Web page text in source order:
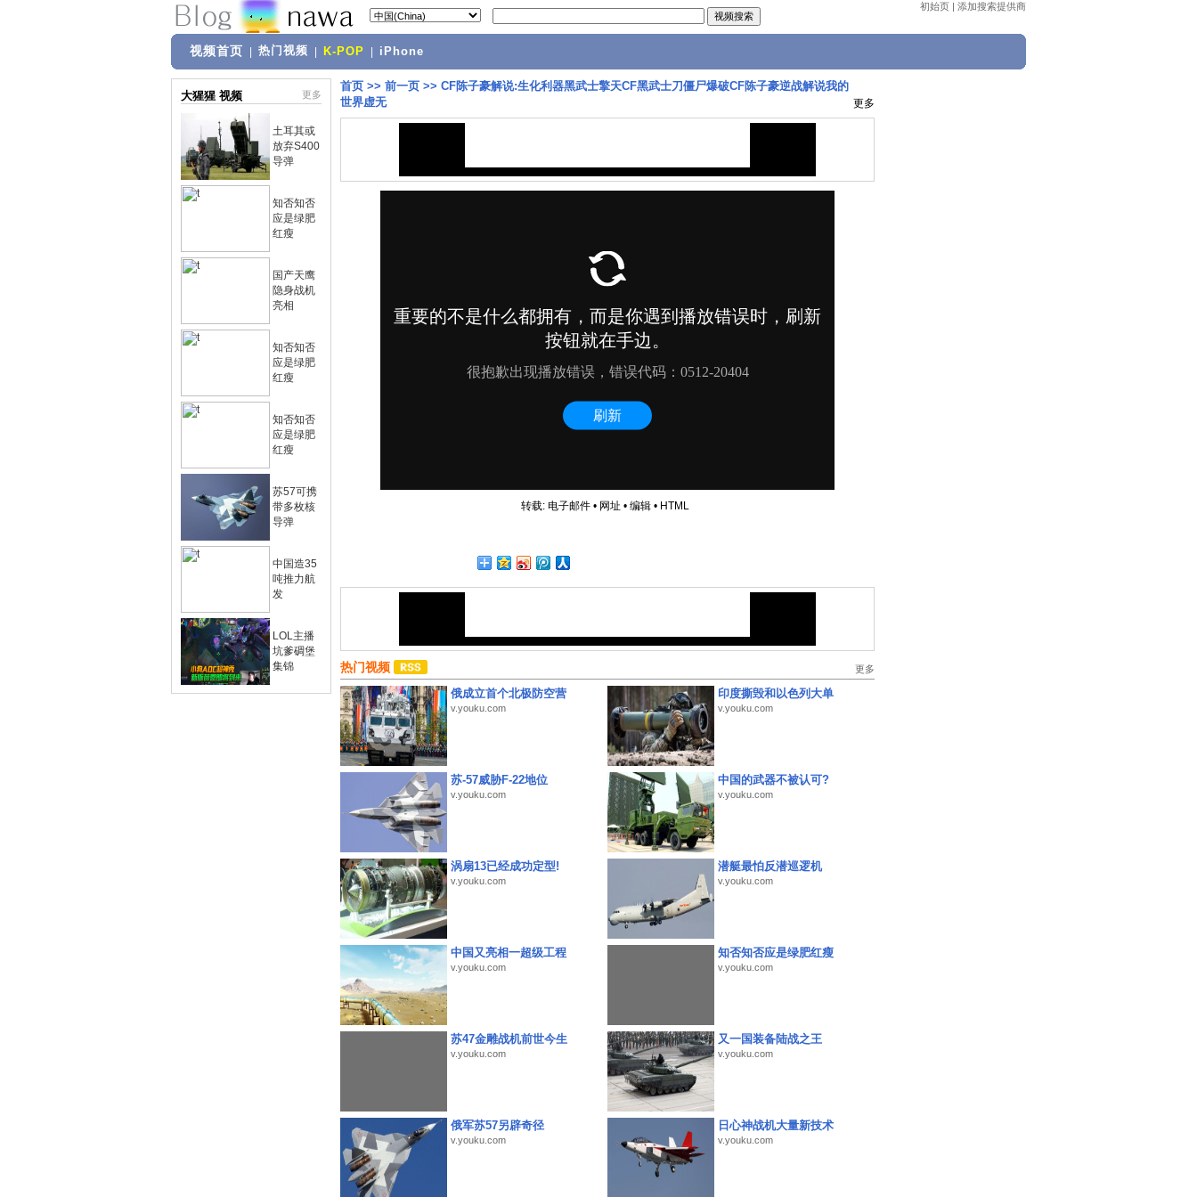
初始页 | 添加搜索提供商
视频首页 热门视频 K-POP iPhone
大猩猩 视频 更多
土耳其或
放弃S400
导弹
知否知否
应是绿肥
红瘦
国产天鹰
隐身战机
亮相
知否知否
应是绿肥
红瘦
知否知否
应是绿肥
红瘦
苏57可携
带多枚核
导弹
中国造35
吨推力航
发
LOL主播
坑爹碉堡
集锦
首页 >> 前一页 >> CF陈子豪解说:生化利器黑武士擎天CF黑武士刀僵尸爆破CF陈子豪逆战解说我的
世界虚无
更多
转载: 电子邮件• 网址 • 编辑• HTML
热门视频 更多
俄成立首个北极防空营
v.youku.com
印度撕毁和以色列大单
v.youku.com
苏-57威胁F-22地位
v.youku.com
中国的武器不被认可?
v.youku.com
涡扇13已经成功定型!
v.youku.com
潜艇最怕反潜巡逻机
v.youku.com
中国又亮相一超级工程
v.youku.com
知否知否应是绿肥红瘦
v.youku.com
苏47金雕战机前世今生
v.youku.com
又一国装备陆战之王
v.youku.com
俄军苏57另辟奇径
v.youku.com
日心神战机大量新技术
v.youku.com